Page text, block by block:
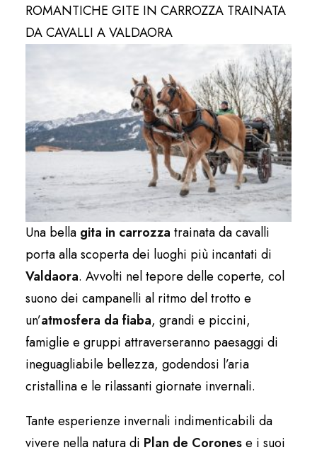
ROMANTICHE GITE IN CARROZZA TRAINATA
DA CAVALLI A VALDAORA
Una bella gita in carrozza trainata da cavalli
porta alla scoperta dei luoghi più incantati di
Valdaora. Avvolti nel tepore delle coperte, col
suono dei campanelli al ritmo del trotto e
un’atmosfera da fiaba, grandi e piccini,
famiglie e gruppi attraverseranno paesaggi di
ineguagliabile bellezza, godendosi l’aria
cristallina e le rilassanti giornate invernali.
Tante esperienze invernali indimenticabili da
vivere nella natura di Plan de Coronese i suoi